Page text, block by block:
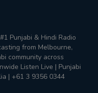
Punjabi & Hindi Radio
from Melbourne,
community across
Listen Live | Punjabi
| +61 3 9356 0344